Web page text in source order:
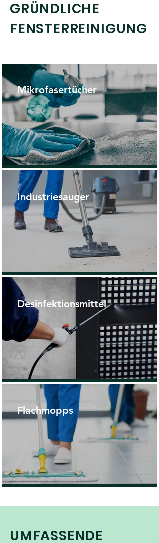
GRÜNDLICHE
FENSTERREINIGUNG
Mikrofasertücher
Industriesauger
Desinfektionsmittel
Flachmopps
UMFASSENDE